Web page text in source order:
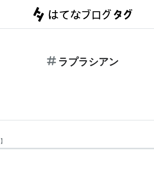
ラプラシアン
】